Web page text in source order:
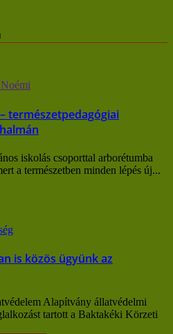
természetpedagógiai
iskolás csoporttal arborétumba
a természetben minden lépés új...
is közös ügyünk az
Alapítvány állatvédelmi
tartott a Baktakéki Körzeti